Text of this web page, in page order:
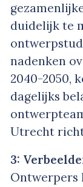
duidelijk te
nadenken
2040-2050,
dagelijks
Utrecht
3:
Ontwerpers